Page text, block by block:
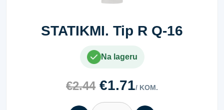
STATIKMI. Tip R Q-16
Na lageru
€2.44 €1.71/ KOM.